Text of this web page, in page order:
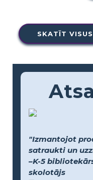
SKATĪT
"Izmantojot
satraukti un
–K-5
skolotājs